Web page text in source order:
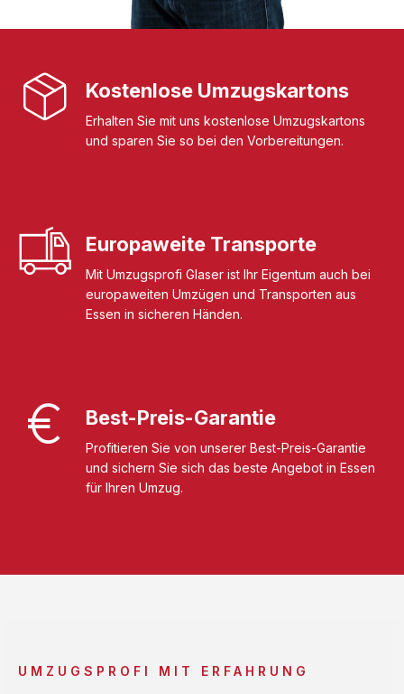
Kostenlose Umzugskartons
Erhalten Sie mit uns kostenlose Umzugskartons
und sparen Sie so bei den Vorbereitungen.
Europaweite Transporte
Mit Umzugsprofi Glaser ist Ihr Eigentum auch bei
europaweiten Umzügen und Transporten aus
Essen in sicheren Händen.
Best-Preis-Garantie
Profitieren Sie von unserer Best-Preis-Garantie
und sichern Sie sich das beste Angebot in Essen
für Ihren Umzug.
UMZUGSPROFI MIT ERFAHRUNG